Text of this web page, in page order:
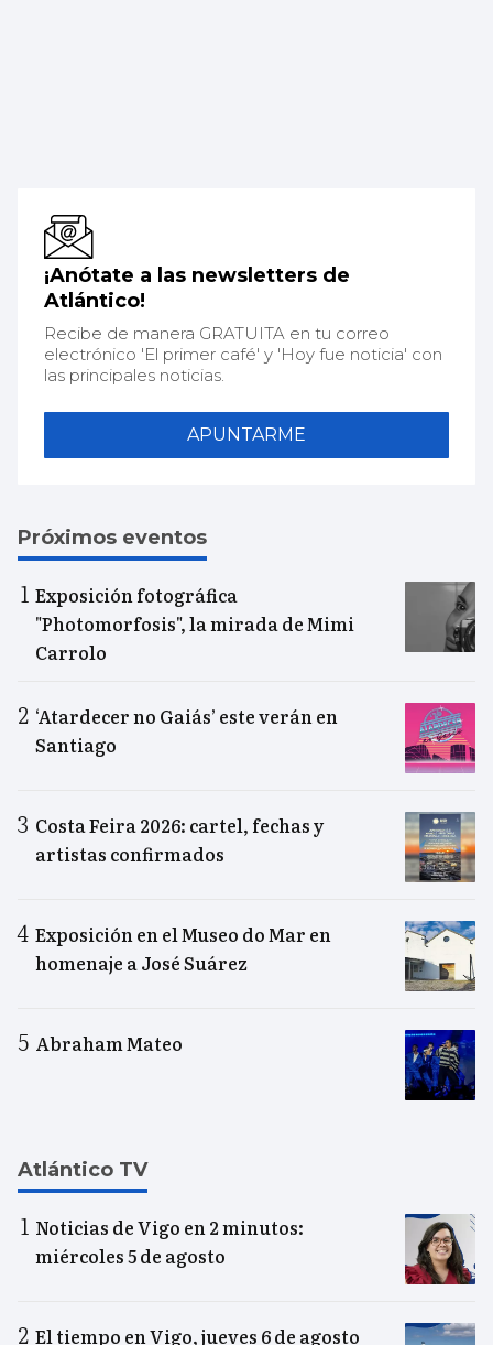
¡Anótate a las newsletters de
Atlántico!
Recibe de manera GRATUITA en tu correo
electrónico 'El primer café' y 'Hoy fue noticia' con
las principales noticias.
APUNTARME
Próximos eventos
Exposición fotográfica
"Photomorfosis", la mirada de Mimi
Carrolo
‘Atardecer no Gaiás’ este verán en
Santiago
Costa Feira 2026: cartel, fechas y
artistas confirmados
Exposición en el Museo do Mar en
homenaje a José Suárez
Abraham Mateo
Atlántico TV
Noticias de Vigo en 2 minutos:
miércoles 5 de agosto
El tiempo en Vigo, jueves 6 de agosto